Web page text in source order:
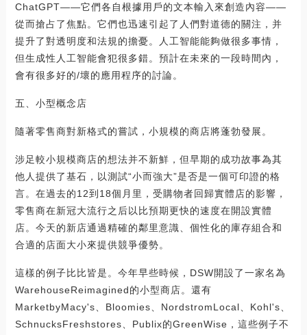
ChatGPT——它們各自根據用戶的文本輸入來創造內容——
從而搶占了焦點。它們也迅速引起了人們對道德的關注，并
提升了對透明度和法規的擔憂。人工智能能夠做很多事情，
但生成性人工智能會犯很多錯。預計在未來的一段時間內，
會有很多好的/壞的應用程序的討論。
五、小型概念店
隨著零售商對新格式的嘗試，小規模的商店將蓬勃發展。
涉足較小規模商店的想法并不新鮮，但早期的成功故事為其
他人提供了基石，以測試“小而強大”是否是一個可印證的格
言。在過去的12到18個月里，受購物者回歸實體店的影響，
零售商在新冠大流行之后以比預期更快的速度在開設實體
店。今天的新店通過精確的鄰里意識、個性化的庫存組合和
合適的店面大小來提供競爭優勢。
這樣的例子比比皆是。今年早些時候，DSW開設了一家名為
WarehouseReimagined的小型商店。還有
MarketbyMacy's、Bloomies、NordstromLocal、Kohl's、
SchnucksFreshstores、Publix的GreenWise，這些例子不